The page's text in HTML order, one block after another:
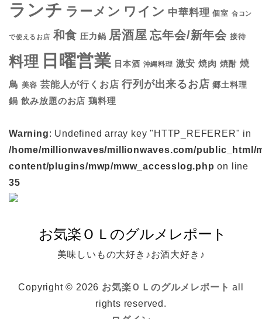
ランチ ラーメン ワイン 中華料理 個室 合コン
で使えるお店 和食 圧力鍋 居酒屋 忘年会/新年会 接待
料理 日曜営業 日本酒 沖縄料理 激安 焼肉 焼酎 焼
鳥 美容 芸能人が行くお店 行列が出来るお店 郷土料理
鍋 飲み放題のお店 鶏料理
Warning: Undefined array key "HTTP_REFERER" in
/home/millionwaves/millionwaves.com/public_html/
content/plugins/mwp/mww_accesslog.php on line
35
美味しいもの大好き♪お酒大好き♪
Copyright © 2026 お気楽ＯＬのグルメレポート all
rights reserved.